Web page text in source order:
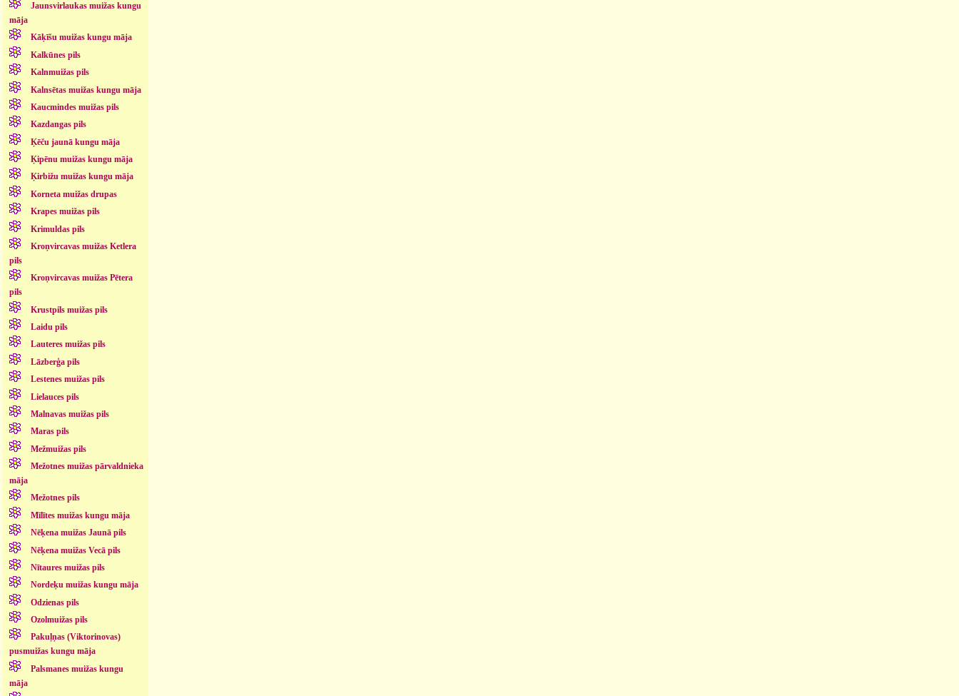
Jaunsvirlaukas muižas kungu
māja
Kāķīšu muižas kungu māja
Kalkūnes pils
Kalnmuižas pils
Kalnsētas muižas kungu māja
Kaucmindes muižas pils
Kazdangas pils
Ķēču jaunā kungu māja
Ķipēnu muižas kungu māja
Ķirbižu muižas kungu māja
Korneta muižas drupas
Krapes muižas pils
Krimuldas pils
Kroņvircavas muižas Ketlera
pils
Kroņvircavas muižas Pētera
pils
Krustpils muižas pils
Laidu pils
Lauteres muižas pils
Lāzberģa pils
Lestenes muižas pils
Lielauces pils
Malnavas muižas pils
Maras pils
Mežmuižas pils
Mežotnes muižas pārvaldnieka
māja
Mežotnes pils
Mīlītes muižas kungu māja
Nēķena muižas Jaunā pils
Nēķena muižas Vecā pils
Nītaures muižas pils
Nordeķu muižas kungu māja
Odzienas pils
Ozolmuižas pils
Pakuļņas (Viktorinovas)
pusmuižas kungu māja
Palsmanes muižas kungu
māja